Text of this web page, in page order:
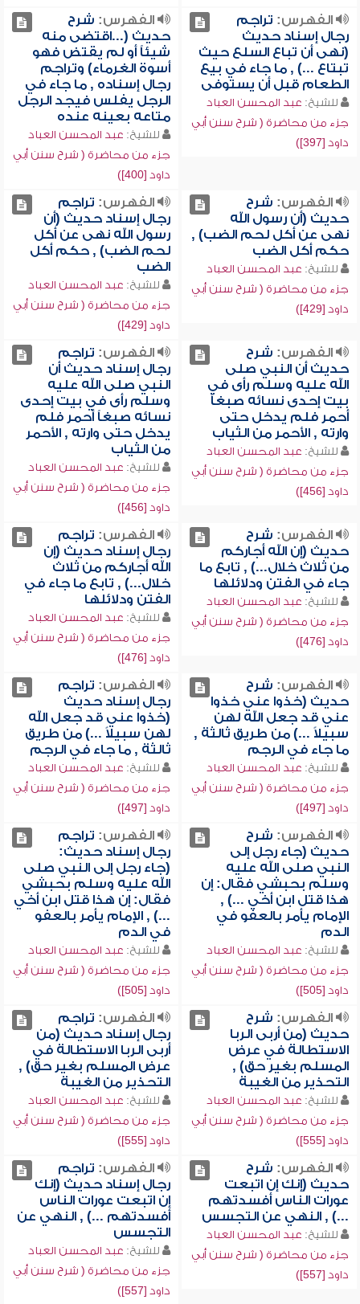
الفهرس: تراجم
رجال إسناد حديث
(نهى أن تباع السلع حيث
تبتاع ...) , ما جاء في بيع
الطعام قبل أن يستوفى
للشيخ: عبد المحسن العباد
جزء من محاضرة ( شرح سنن أبي
داود [397])
الفهرس: شرح
حديث (...اقتضى منه
شيئاً أو لم يقتض فهو
أسوة الغرماء) وتراجم
رجال إسناده , ما جاء في
الرجل يفلس فيجد الرجل
متاعه بعينه عنده
للشيخ: عبد المحسن العباد
جزء من محاضرة ( شرح سنن أبي
داود [400])
الفهرس: شرح
حديث (أن رسول الله
نهى عن أكل لحم الضب) ,
حكم أكل الضب
للشيخ: عبد المحسن العباد
جزء من محاضرة ( شرح سنن أبي
داود [429])
الفهرس: تراجم
رجال إسناد حديث (أن
رسول الله نهى عن أكل
لحم الضب) , حكم أكل
الضب
للشيخ: عبد المحسن العباد
جزء من محاضرة ( شرح سنن أبي
داود [429])
الفهرس: شرح
حديث أن النبي صلى
الله عليه وسلم رأى في
بيت إحدى نسائه صبغاً
أحمر فلم يدخل حتى
وارته , الأحمر من الثياب
للشيخ: عبد المحسن العباد
جزء من محاضرة ( شرح سنن أبي
داود [456])
الفهرس: تراجم
رجال إسناد حديث أن
النبي صلى الله عليه
وسلم رأى في بيت إحدى
نسائه صبغاً أحمر فلم
يدخل حتى وارته , الأحمر
من الثياب
للشيخ: عبد المحسن العباد
جزء من محاضرة ( شرح سنن أبي
داود [456])
الفهرس: شرح
حديث (إن الله أجاركم
من ثلاث خلال...) , تابع ما
جاء في الفتن ودلائلها
للشيخ: عبد المحسن العباد
جزء من محاضرة ( شرح سنن أبي
داود [476])
الفهرس: تراجم
رجال إسناد حديث (إن
الله أجاركم من ثلاث
خلال...) , تابع ما جاء في
الفتن ودلائلها
للشيخ: عبد المحسن العباد
جزء من محاضرة ( شرح سنن أبي
داود [476])
الفهرس: شرح
حديث (خذوا عني خذوا
عني قد جعل الله لهن
سبيلاً ...) من طريق ثالثة ,
ما جاء في الرجم
للشيخ: عبد المحسن العباد
جزء من محاضرة ( شرح سنن أبي
داود [497])
الفهرس: تراجم
رجال إسناد حديث
(خذوا عني قد جعل الله
لهن سبيلاً ...) من طريق
ثالثة , ما جاء في الرجم
للشيخ: عبد المحسن العباد
جزء من محاضرة ( شرح سنن أبي
داود [497])
الفهرس: شرح
حديث (جاء رجل إلى
النبي صلى الله عليه
وسلم بحبشي فقال: إن
هذا قتل ابن أخي ...) ,
الإمام يأمر بالعفو في
الدم
للشيخ: عبد المحسن العباد
جزء من محاضرة ( شرح سنن أبي
داود [505])
الفهرس: تراجم
رجال إسناد حديث:
(جاء رجل إلى النبي صلى
الله عليه وسلم بحبشي
فقال: إن هذا قتل ابن أخي
...) , الإمام يأمر بالعفو
في الدم
للشيخ: عبد المحسن العباد
جزء من محاضرة ( شرح سنن أبي
داود [505])
الفهرس: شرح
حديث (من أربى الربا
الاستطالة في عرض
المسلم بغير حق) ,
التحذير من الغيبة
للشيخ: عبد المحسن العباد
جزء من محاضرة ( شرح سنن أبي
داود [555])
الفهرس: تراجم
رجال إسناد حديث (من
أربى الربا الاستطالة في
عرض المسلم بغير حق) ,
التحذير من الغيبة
للشيخ: عبد المحسن العباد
جزء من محاضرة ( شرح سنن أبي
داود [555])
الفهرس: شرح
حديث (إنك إن اتبعت
عورات الناس أفسدتهم
...) , النهي عن التجسس
للشيخ: عبد المحسن العباد
جزء من محاضرة ( شرح سنن أبي
داود [557])
الفهرس: تراجم
رجال إسناد حديث (إنك
إن اتبعت عورات الناس
أفسدتهم ...) , النهي عن
التجسس
للشيخ: عبد المحسن العباد
جزء من محاضرة ( شرح سنن أبي
داود [557])